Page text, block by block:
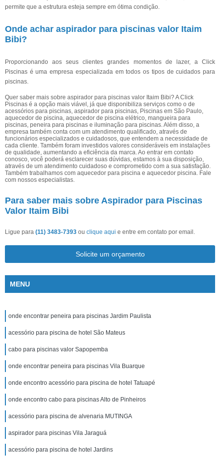
permite que a estrutura esteja sempre em ótima condição.
Onde achar aspirador para piscinas valor Itaim
Bibi?
Proporcionando aos seus clientes grandes momentos de lazer, a Click
Piscinas é uma empresa especializada em todos os tipos de cuidados para
piscinas.
Quer saber mais sobre aspirador para piscinas valor Itaim Bibi? A Click
Piscinas é a opção mais viável, já que disponibiliza serviços como o de
acessórios para piscinas, aspirador para piscinas, Piscinas em São Paulo,
aquecedor de piscina, aquecedor de piscina elétrico, mangueira para
piscinas, peneira para piscinas e iluminação para piscinas. Além disso, a
empresa também conta com um atendimento qualificado, através de
funcionários especializados e cuidadosos, que entendem a necessidade de
cada cliente. Também foram investidos valores consideráveis em instalações
de qualidade, aumentando a eficiência da marca. Ao entrar em contato
conosco, você poderá esclarecer suas dúvidas, estamos à sua disposição,
através de um atendimento cuidadoso e comprometido com a sua satisfação.
Também trabalhamos com aquecedor para piscina e aquecedor piscina. Fale
com nossos especialistas.
Para saber mais sobre Aspirador para Piscinas
Valor Itaim Bibi
Ligue para (11) 3483-7393 ou clique aqui e entre em contato por email.
Solicite um orçamento
MENU
onde encontrar peneira para piscinas Jardim Paulista
acessório para piscina de hotel São Mateus
cabo para piscinas valor Sapopemba
onde encontrar peneira para piscinas Vila Buarque
onde encontro acessório para piscina de hotel Tatuapé
onde encontro cabo para piscinas Alto de Pinheiros
acessório para piscina de alvenaria MUTINGA
aspirador para piscinas Vila Jaraguá
acessório para piscina de hotel Jardins